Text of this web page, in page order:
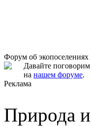
Форум об экопоселениях
Давайте
на нашем форуме.
Реклама
Природа